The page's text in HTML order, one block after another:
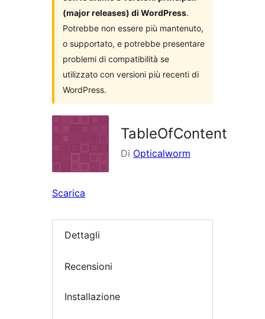
(major releases) di WordPress.
Potrebbe non essere più mantenuto,
o supportato, e potrebbe presentare
problemi di compatibilità se
utilizzato con versioni più recenti di
WordPress.
TableOfContent
Di Opticalworm
Scarica
Dettagli
Recensioni
Installazione